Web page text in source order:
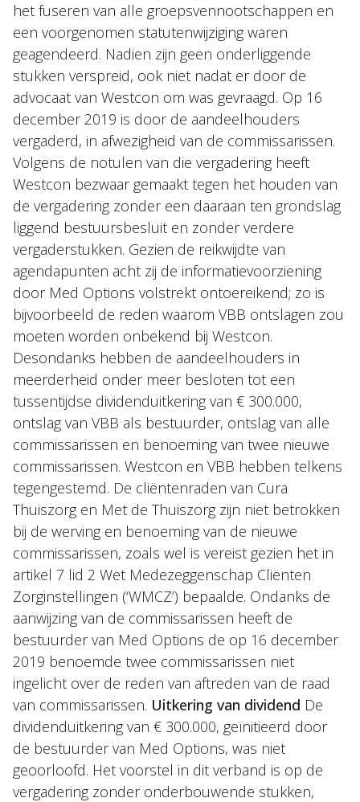
het fuseren van alle groepsvennootschappen en
een voorgenomen statutenwijziging waren
geagendeerd. Nadien zijn geen onderliggende
stukken verspreid, ook niet nadat er door de
advocaat van Westcon om was gevraagd. Op 16
december 2019 is door de aandeelhouders
vergaderd, in afwezigheid van de commissarissen.
Volgens de notulen van die vergadering heeft
Westcon bezwaar gemaakt tegen het houden van
de vergadering zonder een daaraan ten grondslag
liggend bestuursbesluit en zonder verdere
vergaderstukken. Gezien de reikwijdte van
agendapunten acht zij de informatievoorziening
door Med Options volstrekt ontoereikend; zo is
bijvoorbeeld de reden waarom VBB ontslagen zou
moeten worden onbekend bij Westcon.
Desondanks hebben de aandeelhouders in
meerderheid onder meer besloten tot een
tussentijdse dividenduitkering van € 300.000,
ontslag van VBB als bestuurder, ontslag van alle
commissarissen en benoeming van twee nieuwe
commissarissen. Westcon en VBB hebben telkens
tegengestemd. De cliëntenraden van Cura
Thuiszorg en Met de Thuiszorg zijn niet betrokken
bij de werving en benoeming van de nieuwe
commissarissen, zoals wel is vereist gezien het in
artikel 7 lid 2 Wet Medezeggenschap Cliënten
Zorginstellingen (‘WMCZ’) bepaalde. Ondanks de
aanwijzing van de commissarissen heeft de
bestuurder van Med Options de op 16 december
2019 benoemde twee commissarissen niet
ingelicht over de reden van aftreden van de raad
van commissarissen. Uitkering van dividend De
dividenduitkering van € 300.000, geïnitieerd door
de bestuurder van Med Options, was niet
geoorloofd. Het voorstel in dit verband is op de
vergadering zonder onderbouwende stukken,